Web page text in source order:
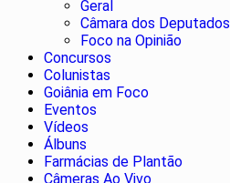
Geral
Câmara dos Deputados
Foco na Opinião
Concursos
Colunistas
Goiânia em Foco
Eventos
Vídeos
Álbuns
Farmácias de Plantão
Câmeras Ao Vivo